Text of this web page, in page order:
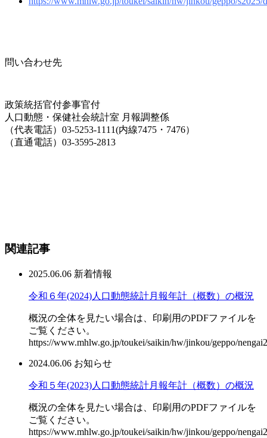
問い合わせ先
政策統括官付参事官付
人口動態・保健社会統計室 月報調整係
（代表電話）03-5253-1111(内線7475・7476）
（直通電話）03-3595-2813
関連記事
2025.06.06 新着情報
令和６年(2024)人口動態統計月報年計（概数）の概況
概況の全体を見たい場合は、印刷用のPDFファイルを
ご覧ください。
https://www.mhlw.go.jp/toukei/saikin/hw/jinkou/geppo/
2024.06.06 お知らせ
令和５年(2023)人口動態統計月報年計（概数）の概況
概況の全体を見たい場合は、印刷用のPDFファイルを
ご覧ください。
https://www.mhlw.go.jp/toukei/saikin/hw/jinkou/geppo/